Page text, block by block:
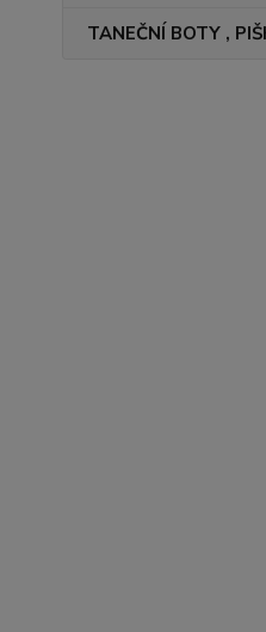
TANEČNÍ BOTY ,